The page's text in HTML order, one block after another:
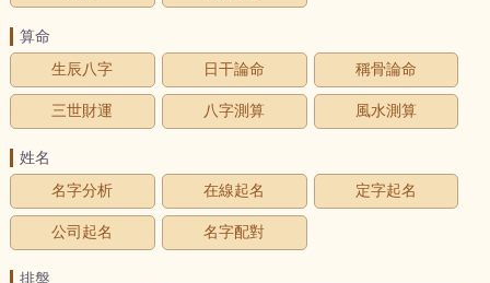
算命
生辰八字
日干論命 稱骨論命
三世財運 八字測算 風水測算
姓名
名字分析
在線起名 定字起名
公司起名 名字配對
排盤